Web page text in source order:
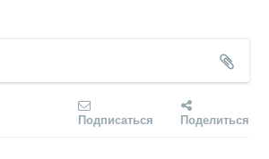
Подписаться Поделиться